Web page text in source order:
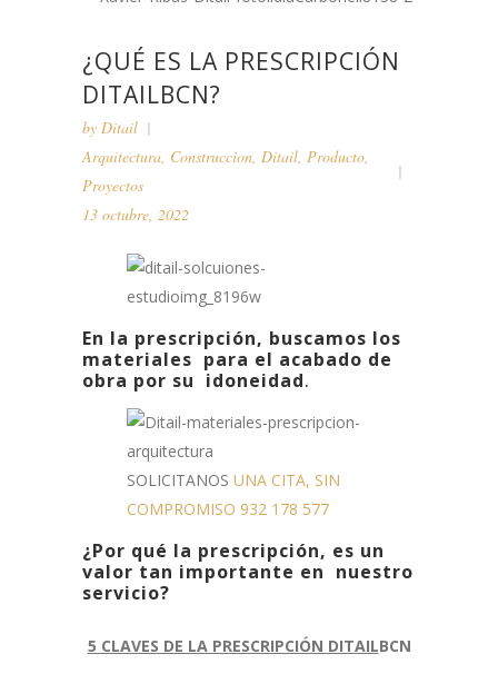
¿QUÉ ES LA PRESCRIPCIÓN
DITAILBCN?
by Ditail
Arquitectura, Construccion, Ditail, Producto,
Proyectos
13 octubre, 2022
En la prescripción, buscamos los
materiales para el acabado de
obra por su idoneidad.
SOLICITANOS UNA CITA, SIN
COMPROMISO 932 178 577
¿Por qué la prescripción, es un
valor tan importante en nuestro
servicio?
5 CLAVES DE LA PRESCRIPCIÓN DITAILBCN